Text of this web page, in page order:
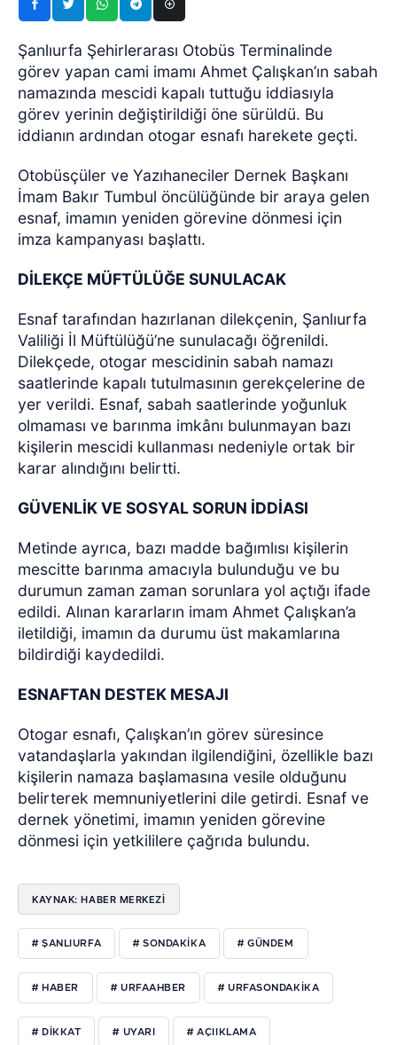
Şanlıurfa Şehirlerarası Otobüs Terminalinde
görev yapan cami imamı Ahmet Çalışkan’ın sabah
namazında mescidi kapalı tuttuğu iddiasıyla
görev yerinin değiştirildiği öne sürüldü. Bu
iddianın ardından otogar esnafı harekete geçti.
Otobüsçüler ve Yazıhaneciler Dernek Başkanı
İmam Bakır Tumbul öncülüğünde bir araya gelen
esnaf, imamın yeniden görevine dönmesi için
imza kampanyası başlattı.
DİLEKÇE MÜFTÜLÜĞE SUNULACAK
Esnaf tarafından hazırlanan dilekçenin, Şanlıurfa
Valiliği İl Müftülüğü’ne sunulacağı öğrenildi.
Dilekçede, otogar mescidinin sabah namazı
saatlerinde kapalı tutulmasının gerekçelerine de
yer verildi. Esnaf, sabah saatlerinde yoğunluk
olmaması ve barınma imkânı bulunmayan bazı
kişilerin mescidi kullanması nedeniyle ortak bir
karar alındığını belirtti.
GÜVENLİK VE SOSYAL SORUN İDDİASI
Metinde ayrıca, bazı madde bağımlısı kişilerin
mescitte barınma amacıyla bulunduğu ve bu
durumun zaman zaman sorunlara yol açtığı ifade
edildi. Alınan kararların imam Ahmet Çalışkan’a
iletildiği, imamın da durumu üst makamlarına
bildirdiği kaydedildi.
ESNAFTAN DESTEK MESAJI
Otogar esnafı, Çalışkan’ın görev süresince
vatandaşlarla yakından ilgilendiğini, özellikle bazı
kişilerin namaza başlamasına vesile olduğunu
belirterek memnuniyetlerini dile getirdi. Esnaf ve
dernek yönetimi, imamın yeniden görevine
dönmesi için yetkililere çağrıda bulundu.
KAYNAK: HABER MERKEZİ
# ŞANLIURFA # SONDAKIKA # GÜNDEM
# HABER # URFAAHBER # URFASONDAKIKA
# DIKKAT # UYARI # AÇIIKLAMA